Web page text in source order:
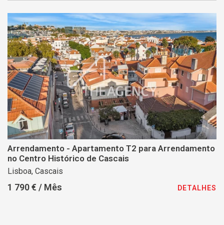
Arrendamento - Apartamento T2 para Arrendamento
no Centro Histórico de Cascais
Lisboa, Cascais
1 790 € / Mês DETALHES